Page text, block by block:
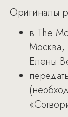
Оригиналы
в The
Москва,
Елены